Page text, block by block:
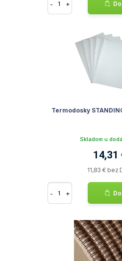
- +
Termodosky
Skladom u
14,31
11,83 € bez
- +